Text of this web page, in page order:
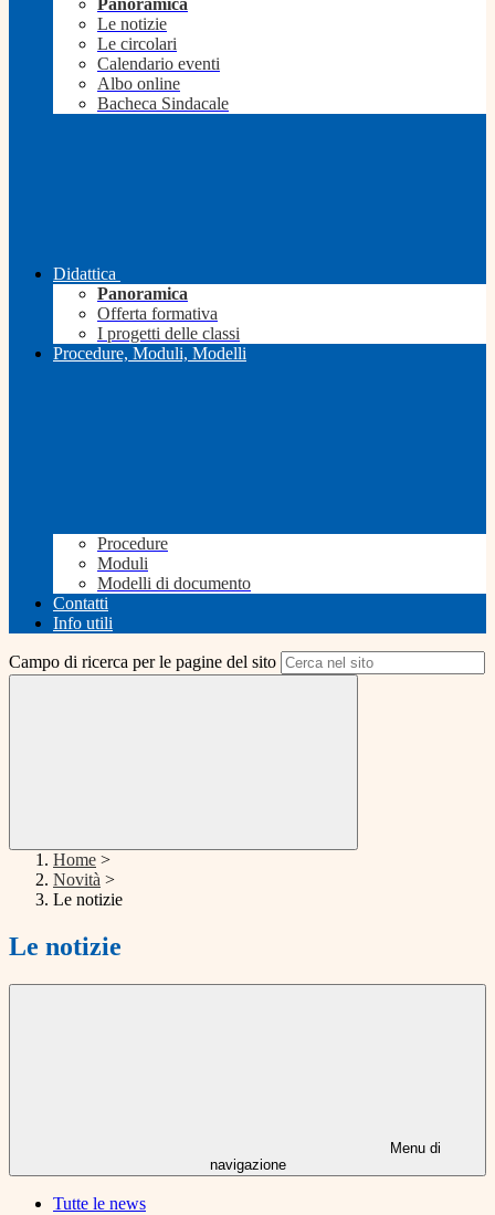
Panoramica
Le notizie
Le circolari
Calendario eventi
Albo online
Bacheca Sindacale
Didattica
Panoramica
Offerta formativa
I progetti delle classi
Procedure, Moduli, Modelli
Procedure
Moduli
Modelli di documento
Contatti
Info utili
Campo di ricerca per le pagine del sito
Home >
Novità >
Le notizie
Le notizie
Menu di
navigazione
Tutte le news